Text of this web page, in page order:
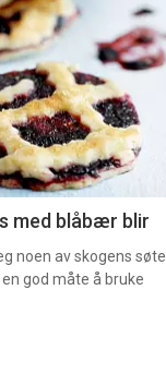
med blåbær blir
noen av skogens søte
god måte å bruke